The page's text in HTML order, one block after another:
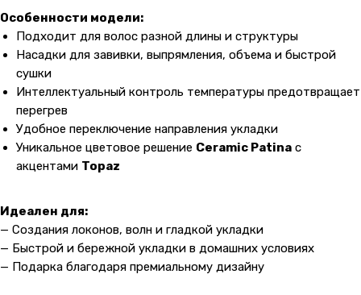
Особенности модели:
Подходит для волос разной длины и структуры
Насадки для завивки, выпрямления, объема и быстрой
сушки
Интеллектуальный контроль температуры предотвращает
перегрев
Удобное переключение направления укладки
Уникальное цветовое решение Ceramic Patina с
акцентами Topaz
Идеален для:
— Создания локонов, волн и гладкой укладки
— Быстрой и бережной укладки в домашних условиях
— Подарка благодаря премиальному дизайну